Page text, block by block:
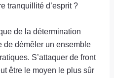
tranquillité d’esprit ?
de la détermination
de démêler un ensemble
S’attaquer de front
être le moyen le plus sûr